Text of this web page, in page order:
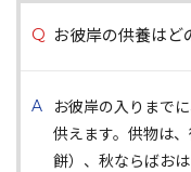
お彼岸の供養はど
お彼岸の入りまで
供えます。供物は
餅）、秋ならばお